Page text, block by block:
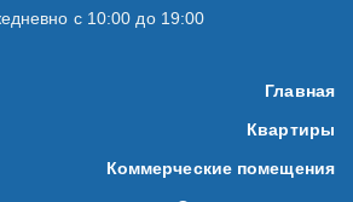
с 10:00 до 19:00
Главная
Квартиры
Коммерческие помещения